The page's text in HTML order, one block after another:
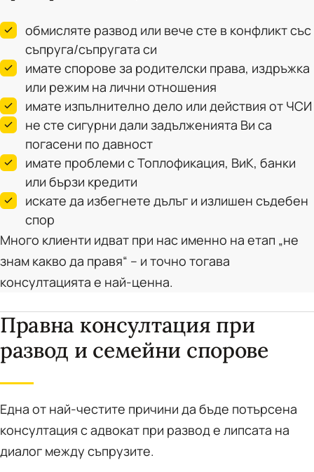
обмисляте развод или вече сте в конфликт със
съпруга/съпругата си
имате спорове за родителски права, издръжка
или режим на лични отношения
имате изпълнително дело или действия от ЧСИ
не сте сигурни дали задълженията Ви са
погасени по давност
имате проблеми с Топлофикация, ВиК, банки
или бързи кредити
искате да избегнете дълъг и излишен съдебен
спор
Много клиенти идват при нас именно на етап „не
знам какво да правя“ – и точно тогава
консултацията е най-ценна.
Правна консултация при
развод и семейни спорове
Една от най-честите причини да бъде потърсена
консултация с адвокат при развод е липсата на
диалог между съпрузите.